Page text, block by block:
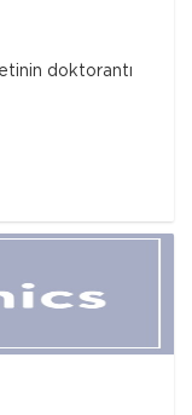
doktorantı